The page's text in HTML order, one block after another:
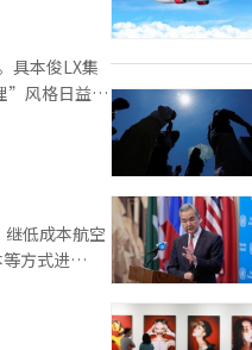
具本俊LX集
”风格日益明
LX集团的子
不仅是简
俊会长的
低成本航空
方式进